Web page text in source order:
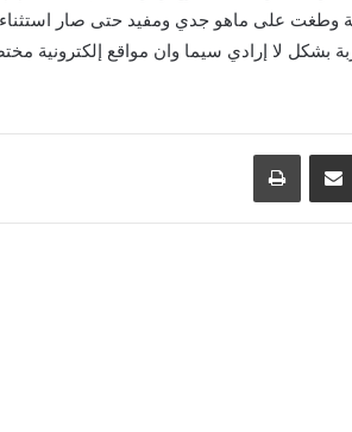
وطغت على ماهو جدي ومفيد حتى صار
بشكل لا إرادي سيما وان مواقع إلكترونية
مشاركة عبر البريد طباعة